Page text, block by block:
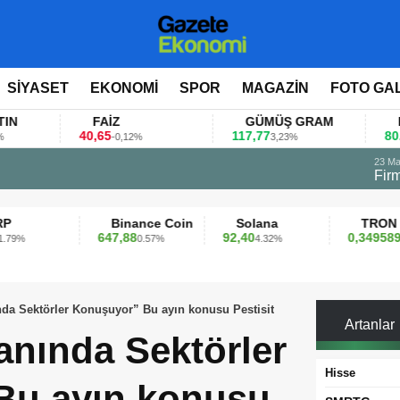
SİYASET EKONOMİ SPOR MAGAZİN FOTO
-0,12%
GÜMÜŞ GRAM
3,23%
80.155,00
Binance Coin
0.57%
Solana
4.32%
0,3495890.42%
Sektörler Konuşuyor” Bu ayın konusu Pestisit
Sektörler
Artanlar
Hisse